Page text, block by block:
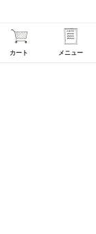
カート メニュー